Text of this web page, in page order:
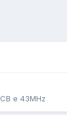
CB e 43MHz